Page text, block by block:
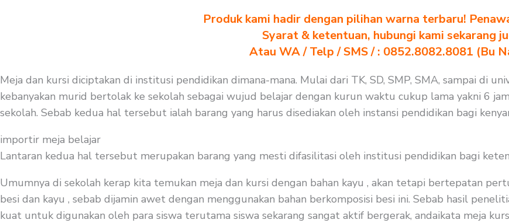
Produk kami hadir dengan pilihan warna terbaru!
Syarat & ketentuan, hubungi kami sekarang
Atau WA / Telp / SMS / : 0852.8082.8081 (Bu
Meja dan kursi diciptakan di institusi pendidikan dimana-mana. Mulai dari TK, SD, SMP, SMA, sampai di
kebanyakan murid bertolak ke sekolah sebagai wujud belajar dengan kurun waktu cukup lama yakni 6
sekolah. Sebab kedua hal tersebut ialah barang yang harus disediakan oleh instansi pendidikan bagi
importir meja belajar
Lantaran kedua hal tersebut merupakan barang yang mesti difasilitasi oleh institusi pendidikan bagi
Umumnya di sekolah kerap kita temukan meja dan kursi dengan bahan kayu , akan tetapi bertepatan
besi dan kayu , sebab dijamin awet dengan menggunakan bahan berkomposisi besi ini. Sebab hasil
kuat untuk digunakan oleh para siswa terutama siswa sekarang sangat aktif bergerak, andaikata meja